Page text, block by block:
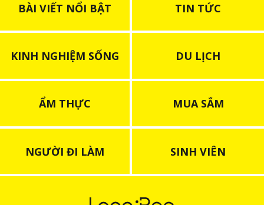
BÀI VIẾT NỔI BẬT TIN TỨC
KINH NGHIỆM SỐNG DU LỊCH
ẨM THỰC MUA SẮM
NGƯỜI ĐI LÀM SINH VIÊN